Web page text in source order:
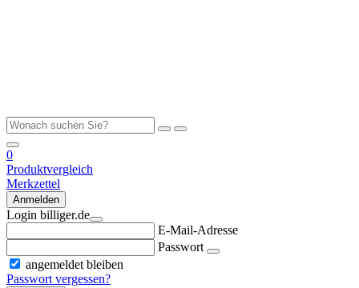
0
Produktvergleich
Merkzettel
Anmelden
Login billiger.de
E-Mail-Adresse
Passwort
angemeldet bleiben
Passwort vergessen?